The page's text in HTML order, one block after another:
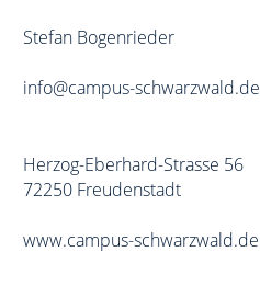
Mitmachen
KONTAKT
DATENSCHUTZ
Stefan Bogenrieder
info@campus-schwarzwald.de
Herzog-Eberhard-Strasse 56
72250 Freudenstadt
www.campus-schwarzwald.de